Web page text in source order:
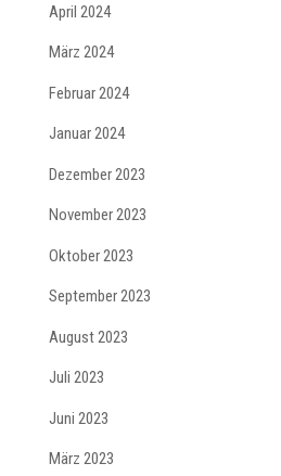
April 2024
März 2024
Februar 2024
Januar 2024
Dezember 2023
November 2023
Oktober 2023
September 2023
August 2023
Juli 2023
Juni 2023
März 2023